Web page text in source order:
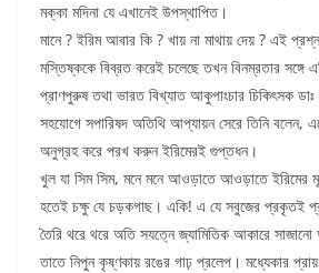
মক্কা মদিনা যে এখানেই উপস্থাপিত।
মানে ? ইরিম আবার কি ? খায় না মাথায় দেয় ? এই
মস্তিষ্ককে বিব্রত করেই চলেছে তখন বিনম্রতার সঙ্গে
প্রাণপুরুষ তথা ভারত বিখ্যাত আকুপাংচার চিকিৎসক ডাঃ
সহযোগে সপারিষদ অতিথি আপ্যায়ন সেরে তিনি বলেন,
অনুগ্রহ করে পরখ করুন ইরিমেরই গুপ্তধন।
খুল যা সিম সিম, মনে মনে আওড়াতে আওড়াতে ইরিমের
হতেই চক্ষু যে চড়কগাছ। একি! এ যে সবুজের প্রকৃতই
তৈরি থরে থরে অতি সযত্নে জ্যামিতিক আকারে
তাতে নিপুন কৃষ্ণকায় রঙের গাঢ় প্রলেপ। মধ্যেকার প্রায়